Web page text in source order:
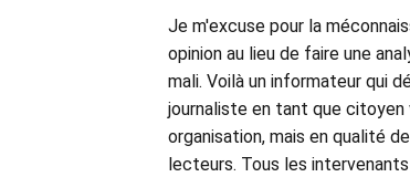
Je m'excuse pour la
opinion au lieu de faire une
mali. Voilà un informateur qui
journaliste en tant que
organisation, mais en qualité
lecteurs. Tous les